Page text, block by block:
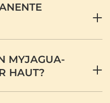
MYJAGUA-
HAUT?